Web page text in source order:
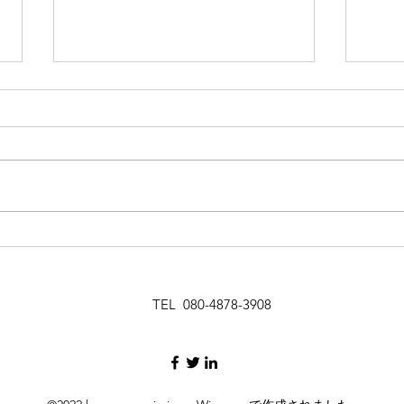
気づく 月曜
TEL 080-4878-3908